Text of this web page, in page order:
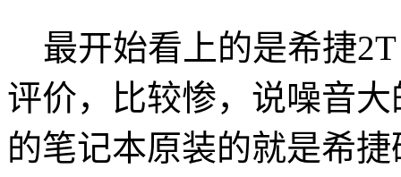
最开始看上的是希捷
评价，比较惨，说噪音
的笔记本原装的就是希